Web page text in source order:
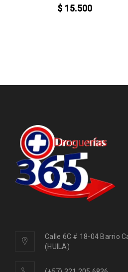
$ 15.500
Calle 6C # 18-04 Barrio
(HUILA)